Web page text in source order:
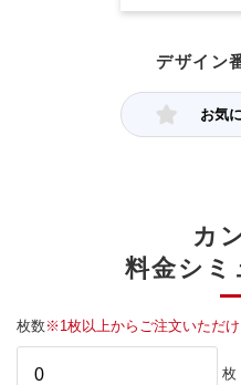
デザイン
お気
カ
料金シミ
枚数※1枚以上からご注文いただ
枚